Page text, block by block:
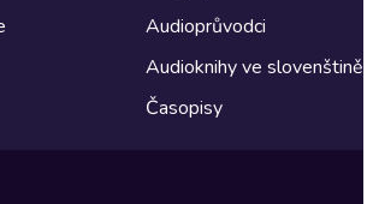
Audioprůvodci
Audioknihy ve slovenštině
Časopisy